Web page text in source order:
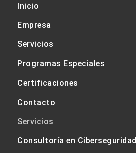
Inicio
Empresa
Servicios
Programas Especiales
Certificaciones
Contacto
Servicios
Consultoría en Ciberseguridad